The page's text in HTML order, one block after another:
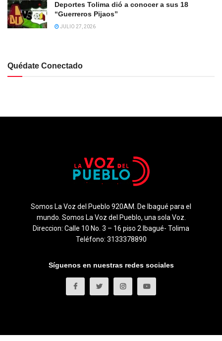
Deportes Tolima dió a conocer a sus 18
“Guerreros Pijaos”
JULIO 27, 2026
Quédate Conectado
Somos La Voz del Pueblo 920AM. De Ibagué para el
mundo. Somos La Voz del Pueblo, una sola Voz.
Direccion: Calle 10 No. 3 – 16 piso 2 Ibagué- Tolima
Teléfono: 3133378890
Síguenos en nuestras redes sociales